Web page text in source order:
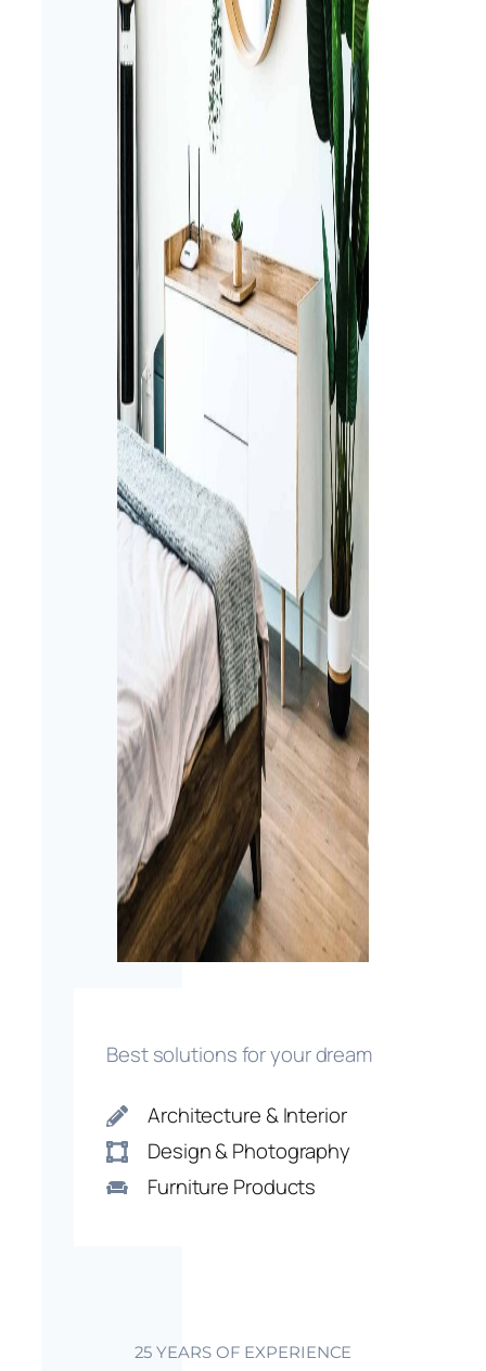
Best solutions for your dream
Architecture & Interior
Design & Photography
Furniture Products
25 YEARS OF EXPERIENCE